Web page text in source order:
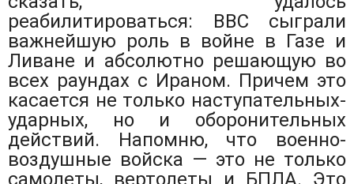
реабилитироваться: ВВС сыграли
важнейшую роль в войне в Газе и
Ливане и абсолютно решающую во
всех раундах с Ираном. Причем это
касается не только наступательных-
ударных, но и оборонительных
действий. Напомню, что военно-
воздушные войска — это не только
самолеты, вертолеты и БПЛА. Это